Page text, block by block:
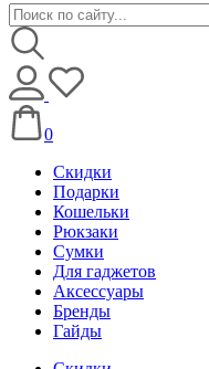
0
Скидки
Подарки
Кошельки
Рюкзаки
Сумки
Для гаджетов
Аксессуары
Бренды
Гайды